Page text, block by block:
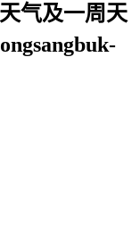
气及一周天